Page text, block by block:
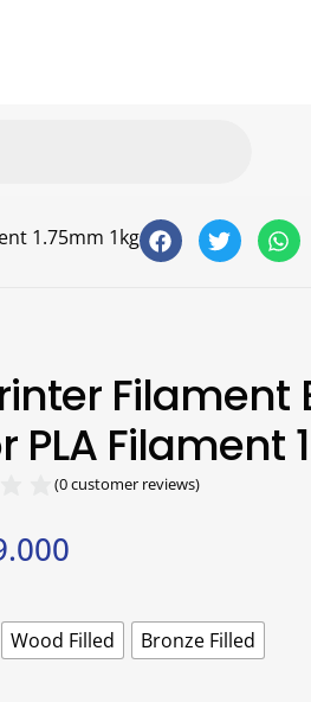
1.75mm 1kg
Filament
PLA Filament
(0customer reviews)
Wood Filled Bronze Filled